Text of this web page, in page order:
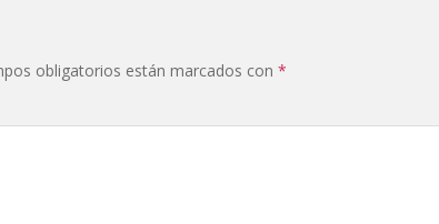
obligatorios están marcados con *